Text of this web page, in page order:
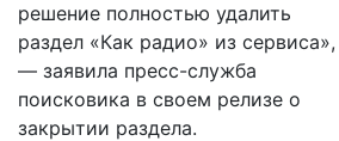
решение полностью удалить
раздел «Как радио» из сервиса»,
— заявила пресс-служба
поисковика в своем релизе о
закрытии раздела.